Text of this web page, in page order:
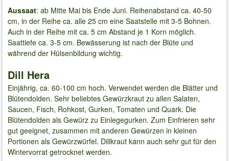
Aussaat: ab Mitte Mai bis Ende Juni. Reihenabstand ca. 40-50
cm, in der Reihe ca. alle 25 cm eine Saatstelle mit 3-5 Bohnen.
Auch in der Reihe mit ca. 5 cm Abstand je 1 Korn möglich.
Saattiefe ca. 3-5 cm. Bewässerung ist nach der Blüte und
während der Hülsenbildung wichtig.
Dill Hera
Einjährig, ca. 60-100 cm hoch. Verwendet werden die Blätter und
Blütendolden. Sehr beliebtes Gewürzkraut zu allen Salaten,
Saucen, Fisch, Rohkost, Gurken, Tomaten und Quark. Die
Blütendolden als Gewürz zu Einlegegurken. Zum Einfrieren sehr
gut geeignet, zusammen mit anderen Gewürzen in kleinen
Portionen als Gewürzwürfel. Dillkraut kann auch sehr gut für den
Wintervorrat getrocknet werden.